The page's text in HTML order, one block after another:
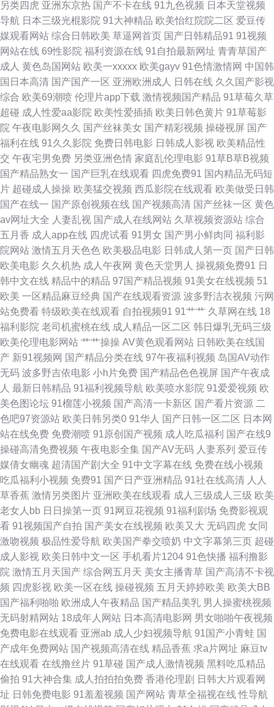
另类国产福利视频 日韩福利在线链接 51大神酒店开房探花 91香蕉水蜜桃叉
叉 91免费视频在线 91部免费电影 91n在线看 变态另类欧美 桃色五月 91大
神网址在线观看 国产成人日本在线视频 午夜福利合集一区观看 91淫黄视频
久久精品导航 91黄色操逼网站 丰满少妇一区二区 成人福利在线视频观看
WWW成人网 91视频链接 91社一区 91创美 黄污视频在线观看导航 成人网观
看 91在线超碰到 91网站不用下载 91老司机视频 1024免费在线视频 午夜福
利国产视频一区 婷婷社区第一页国产 日韩A视频 老牛福利导航 国产精品久
久内蒙 成人影音先锋免费视频 97在线观看超碰香蕉 91小视频网站 91视频合
集 91福利社入口 在线精品九九 婷婷在线观看一区二区 欧美视频不卡 91男女
艹 Ts人妖操美女 午夜三级A 91婷婷五月份导航 欧美日韩轮乱五区 91福利在
线看 福利网址在线视频观看 婷婷在线超碰 草莓丝瓜西瓜小视频 日韩123视
频 91蜜桃免费看 黑人性爱网站 91vv视频福利社 国产精品码一区 熟女91九
色 日韩精品玖玖玖 欧美第一夜页 香蕉视频黄污在线观看 亚洲天堂网2026 深
夜福利视频 欧美日韩成人综合视频 美女看片 精品少妇影院 国产黄色在线
www91豆花com 久久免费黄色网址 精品传媒精品网站 豆花社区久久 成人av
影院在线导航 av在线资源网站 91精品网 影音先锋人妻偷窥av 婷婷五月花网
站 日韩一AV 青青草视频香蕉视频污 久久精品品国产 国产在线99视频 东京
热导航 97在线超碰久热 91女生视频 91逼站 性欧美69导航 亚洲制丝袜伦 亚
洲av成人电影不卡 天堂五月天网 欧美性黄色日韩性 久久爽一区 国产精品乱
码一区在线 操女人的逼8p 91网站在线观看入口 97资源人妻 99久久精品费
精 91社区免费 91刺激 91福利视频广场 伊人大香蕉小说 色综合欧美日韩 日
韩不卡五区 伊人精品大香蕉 影音先锋91国产 亚洲淫网 污污色色的视频在线
看 日本人人操 国产主播露脸自撸 九九热毛茸茸 国产久久精品人妻 超碰蜜臀
另类四虎 亚洲东京热 国产不卡在线 91九色视频 日本天堂视频
导航 日本三级光棍影院 91大神精品 欧美怡红院院二区 爱豆传
媒观看网站 综合日韩欧美 草逼网首页 国产日韩精品91 91视频
网站在线 69性影院 福利资源在线 91自拍最新网址 青青草国产
成人 黄色岛国网站 欧美一xxxxx 欧美gayv 91色情激情网 中国韩
国日本高清 国产国产一区 亚洲欧洲成人 日韩在线 久久国产影视
综合 欧美69潮喷 伦理片app下载 激情视频国产精品 91草莓久草
超碰 成人性爱aa影院 欧美性爱插插 欧美日韩色黄片 91草莓影
院 午夜电影网久久 国产丝袜美女 国产精彩视频 操碰视屏 国产
福利在线 91久久影院 免费日韩电影 日韩成人影视 欧美精品性
交 午夜宅男免费 另类亚洲色情 家庭乱伦理电影 91草B草B视频
国产精品熟女一 国产巨乳在线观看 四虎免费91 国内精品无码短
片 超碰成人操操 欧美猛交视频 西瓜影院在线观看 欧美做受日韩
国产在线一 国产原创视频在线 国产视频高清 国产丝袜一区 黄色
av网址大全 人妻乱视 国产成人在线网站 久草视频资源站 综合
五月香 成人app在线 四虎试看 91男女 国产男小鲜肉同 福利影
院网站 激情五月天色色 欧美极品电影 日韩成人第一页 国产日韩
欧美电影 久久机热 成人午夜网 黄色天堂男人 操视频免费91 日
韩中文在线 精品中的精品 97国产精品视频 91美女在线视频 51
欧美 一区精品麻豆经典 国产在线观看资源 波多野洁衣视频 污网
站免费看 特级欧美在线观看 自拍视频91 91艹艹 久草网在线 18
福利影院 老司机蜜桃在线 成人精品一区二区 韩日爆乳无码三级
欧美伦理电影网站 艹艹操操 AV黄色观看网站 日韩欧美在线国
产 新91视频网 国产精品分类在线 97午夜福利视频 岛国AV动作
无码 波多野吉依电影 小h片免费 国产精品色色视屏 国产午夜成
人 最新日韩精品 91福利视频导航 欧美喷水影院 91爱爱视频 欧
美色图论坛 91榴莲小视频 国产高清一卡新区 国产看片资源 二
色吧97资源站 欧美日韩另类0 91华人 国产日韩一区二区 日本网
站在线免费 免费潮喷 91原创国产视频 成人吃瓜福利 国产在线9
操碰高清免费视频 午夜电影全集 国产AV无码 人妻系列 爱豆传
媒倩女幽魂 超清国产剧大全 91中文字幕在线 免费在线小视频
吃瓜福利小视频 免费91 国产日产亚洲精品 91社在线高清 人人
草香蕉 激情另类图片 亚洲欧美在线观看 成人三级成人三级 欧美
老女人bb 日日操第一页 91网豆花视频 91福利剧场 免费影视观
看 91视频国产自拍 国产美女在线视频 欧美又大 无码四虎 女同
激吻视频 极品性爱导航 欧美国产拳交喷奶 中文字幕第三页 超碰
成人影视 欧美日韩中文一区 手机看片1204 91色快播 福利撸影
院 激情五月天国产 综合网五月天 美女主播青草 国产高清不卡视
频 四虎影视 欧美一区在线 操碰视频 五月天婷婷欧美 欧美大BB
国产福利啪啪 欧洲成人午夜精品 国产精品美乳 男人操蜜桃视频
无码射精网站 18成年人网站 日本高清电影网 男女啪啪午夜视频
免费电影在线观看 亚洲ab 成人少妇视频导航 91国产小青蛙 国
产成年免费网站 国产视频高清在线 精品香蕉 求a片网址 麻豆tv
在线观看 在线撸丝片 91草碰 国产成人激情视频 黑料吃瓜精品
偷拍 91大神合集 成人拍拍拍免费 香港伦理剧 日韩大片观看网
址 日韩免费电影 91羞羞视频 国产网站 青草全福视在线 性导航